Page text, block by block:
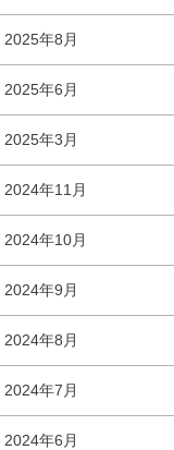
2025年8月
2025年6月
2025年3月
2024年11月
2024年10月
2024年9月
2024年8月
2024年7月
2024年6月